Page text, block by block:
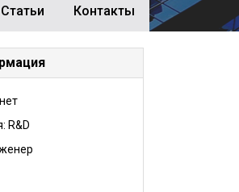
Cтатьи Контакты
R&D